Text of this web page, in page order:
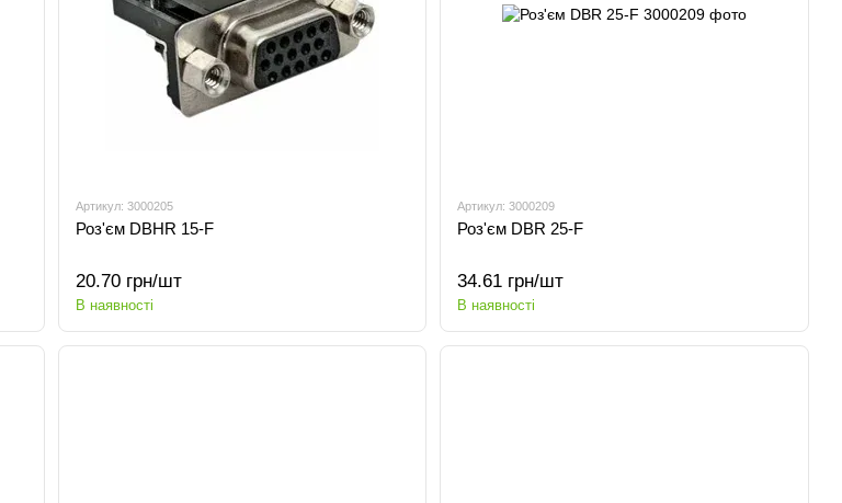
Артикул: 3000205
Роз'єм DBHR 15-F
20.70 грн/шт
В наявності
Артикул: 3000209
Роз'єм DBR 25-F
34.61 грн/шт
В наявності